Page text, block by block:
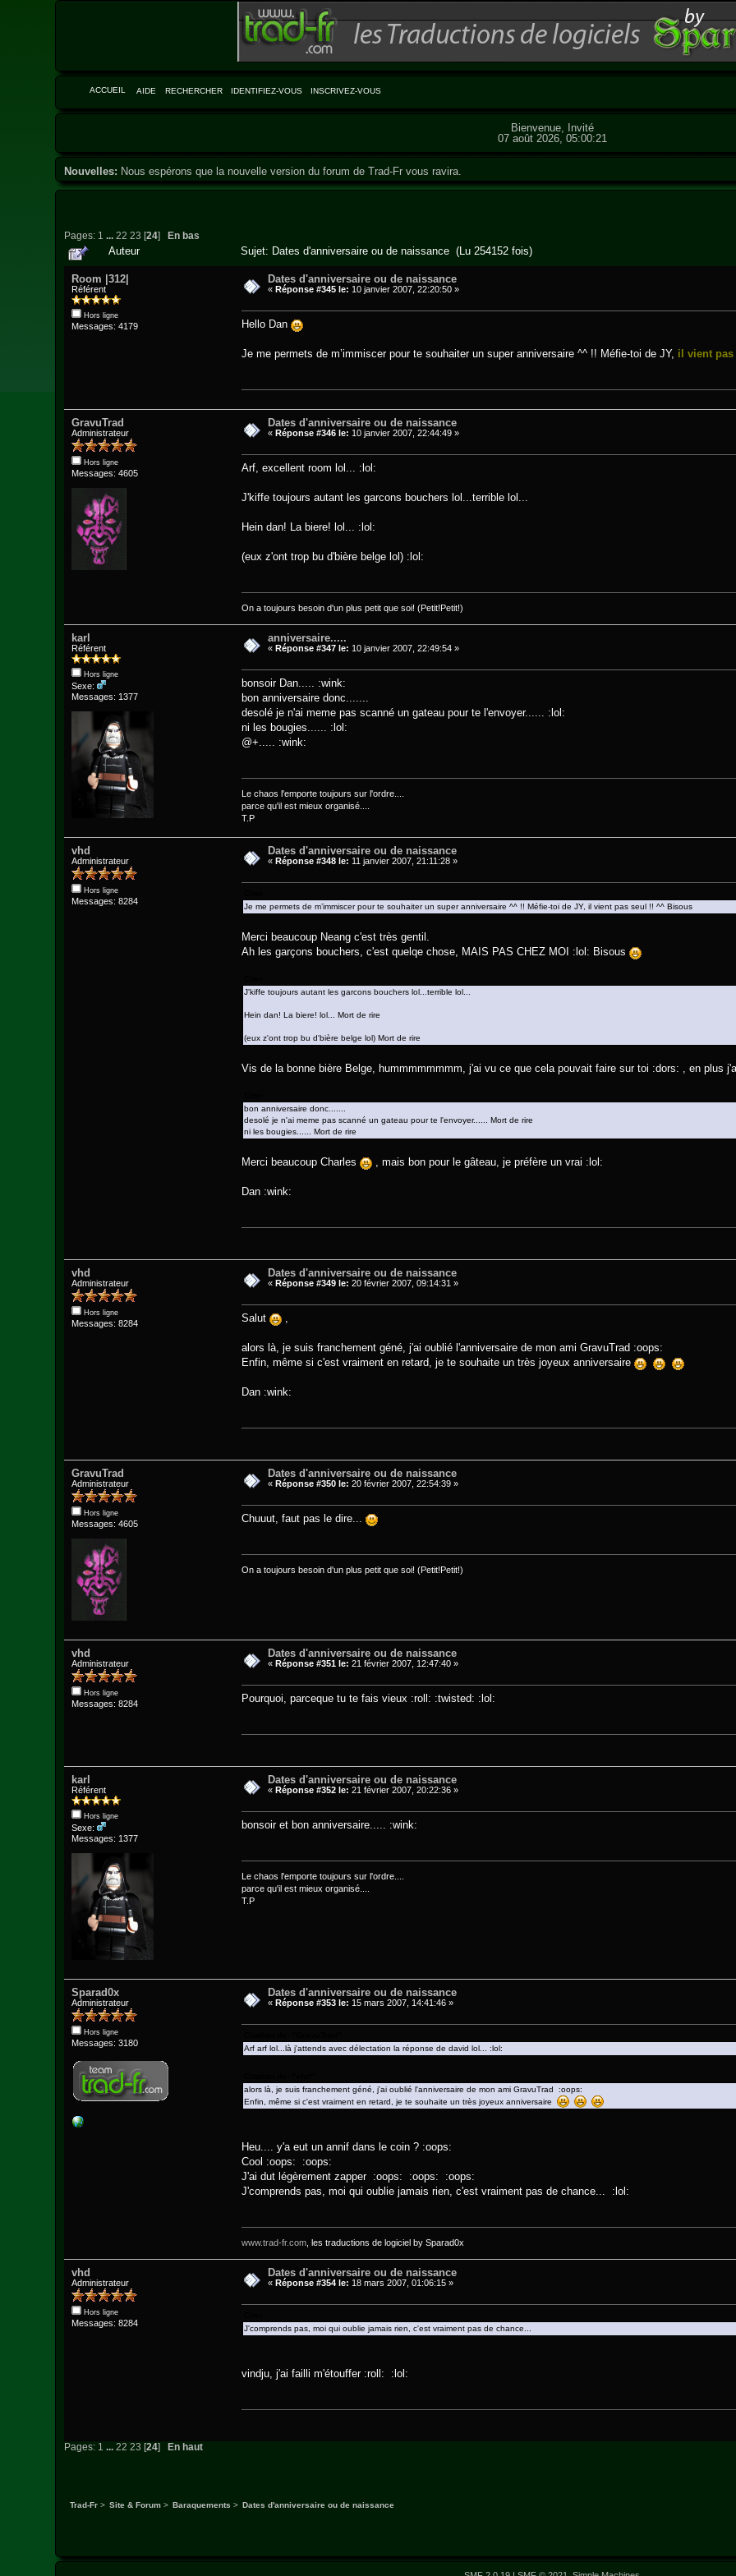
ACCUEIL AIDE RECHERCHER IDENTIFIEZ-VOUS INSCRIVEZ-VOUS
Bienvenue, Invité
07 août 2026, 05:00:21
Nouvelles: Nous espérons que la nouvelle version du forum de Trad-Fr vous ravira.
Pages: 1 ...22 23 [24]En bas
Auteur Sujet: Dates d'anniversaire ou de naissance (Lu 254152 fois)
Room |312|
Référent
Hors ligne
Messages: 4179
Dates d'anniversaire ou de naissance
«Réponse #345 le: 10 janvier 2007, 22:20:50 »
Hello Dan
Je me permets de m’immiscer pour te souhaiter un super anniversaire ^^ !! Méfie-toi de JY, il vient pas
GravuTrad
Administrateur
Hors ligne
Messages: 4605
Dates d'anniversaire ou de naissance
«Réponse #346 le: 10 janvier 2007, 22:44:49 »
Arf, excellent room lol... :lol:
J'kiffe toujours autant les garcons bouchers lol...terrible lol...
Hein dan! La biere! lol... :lol:
(eux z'ont trop bu d'bière belge lol) :lol:
On a toujours besoin d'un plus petit que soi! (Petit!Petit!)
karl
Référent
Hors ligne
Sexe:
Messages: 1377
anniversaire.....
«Réponse #347 le: 10 janvier 2007, 22:49:54 »
bonsoir Dan..... :wink:
bon anniversaire donc.......
desolé je n'ai meme pas scanné un gateau pour te l'envoyer...... :lol:
ni les bougies...... :lol:
@+..... :wink:
Le chaos l'emporte toujours sur l'ordre....
parce qu'il est mieux organisé....
T.P
vhd
Administrateur
Hors ligne
Messages: 8284
Dates d'anniversaire ou de naissance
«Réponse #348 le: 11 janvier 2007, 21:11:28 »
Je me permets de m’immiscer pour te souhaiter un super anniversaire ^^ !! Méfie-toi de JY, il vient pas seul !! ^^ Bisous
Merci beaucoup Neang c'est très gentil.
Ah les garçons bouchers, c'est quelqe chose, MAIS PAS CHEZ MOI :lol: Bisous
J'kiffe toujours autant les garcons bouchers lol...terrible lol...
Hein dan! La biere! lol... Mort de rire
(eux z'ont trop bu d'bière belge lol) Mort de rire
Vis de la bonne bière Belge, hummmmmmmm, j'ai vu ce que cela pouvait faire sur toi :dors: , en plus
bon anniversaire donc.......
desolé je n'ai meme pas scanné un gateau pour te l'envoyer...... Mort de rire
ni les bougies...... Mort de rire
Merci beaucoup Charles , mais bon pour le gâteau, je préfère un vrai :lol:
Dan :wink:
vhd
Administrateur
Hors ligne
Messages: 8284
Dates d'anniversaire ou de naissance
«Réponse #349 le: 20 février 2007, 09:14:31 »
Salut ,
alors là, je suis franchement géné, j'ai oublié l'anniversaire de mon ami GravuTrad :oops:
Enfin, même si c'est vraiment en retard, je te souhaite un très joyeux anniversaire
Dan :wink:
GravuTrad
Administrateur
Hors ligne
Messages: 4605
Dates d'anniversaire ou de naissance
« Réponse #350 le: 20 février 2007, 22:54:39 »
Chuuut, faut pas le dire...
On a toujours besoin d'un plus petit que soi! (Petit!Petit!)
vhd
Administrateur
Hors ligne
Messages: 8284
Dates d'anniversaire ou de naissance
« Réponse #351 le: 21 février 2007, 12:47:40 »
Pourquoi, parceque tu te fais vieux :roll: :twisted: :lol:
karl
Référent
Hors ligne
Sexe:
Messages: 1377
Dates d'anniversaire ou de naissance
« Réponse #352 le: 21 février 2007, 20:22:36 »
bonsoir et bon anniversaire..... :wink:
Le chaos l'emporte toujours sur l'ordre....
parce qu'il est mieux organisé....
T.P
Sparad0x
Administrateur
Hors ligne
Messages: 3180
Dates d'anniversaire ou de naissance
« Réponse #353 le: 15 mars 2007, 14:41:46 »
Arf arf lol...là j'attends avec délectation la réponse de david lol... :lol:
alors là, je suis franchement géné, j'ai oublié l'anniversaire de mon ami GravuTrad :oops:
Enfin, même si c'est vraiment en retard, je te souhaite un très joyeux anniversaire
Heu.... y'a eut un annif dans le coin ? :oops:
Cool :oops: :oops:
J'ai dut légèrement zapper :oops: :oops: :oops:
J'comprends pas, moi qui oublie jamais rien, c'est vraiment pas de chance... :lol:
www.trad-fr.com, les traductions de logiciel by Sparad0x
vhd
Administrateur
Hors ligne
Messages: 8284
Dates d'anniversaire ou de naissance
« Réponse #354 le: 18 mars 2007, 01:06:15 »
J'comprends pas, moi qui oublie jamais rien, c'est vraiment pas de chance...
vindju, j'ai failli m'étouffer :roll: :lol:
Pages: 1 ...22 23 [24] En haut
Trad-Fr> Site & Forum> Baraquements > Dates d'anniversaire ou de naissance